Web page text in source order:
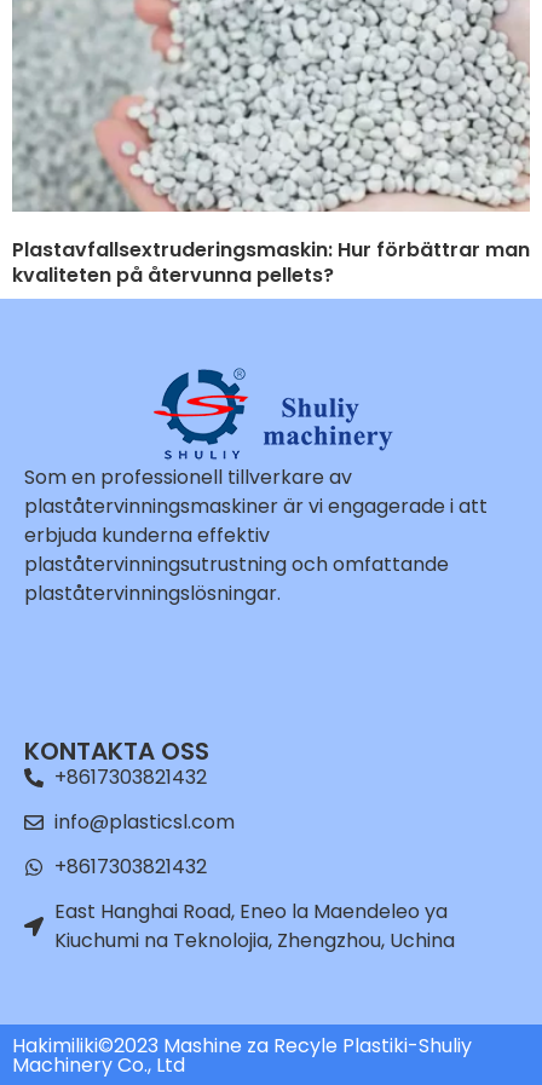
Plastavfallsextruderingsmaskin: Hur förbättrar man
kvaliteten på återvunna pellets?
Som en professionell tillverkare av
plaståtervinningsmaskiner är vi engagerade i att
erbjuda kunderna effektiv
plaståtervinningsutrustning och omfattande
plaståtervinningslösningar.
KONTAKTA OSS
+8617303821432
info@plasticsl.com
+8617303821432
East Hanghai Road, Eneo la Maendeleo ya
Kiuchumi na Teknolojia, Zhengzhou, Uchina
Hakimiliki©2023 Mashine za Recyle Plastiki-Shuliy
Machinery Co., Ltd